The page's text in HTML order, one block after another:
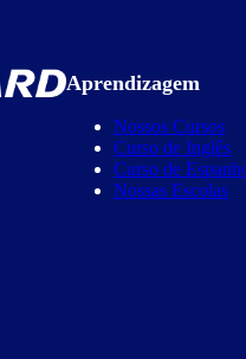
Aprendizagem
Nossos Cursos
Curso de Inglês
Curso de
Nossas Escolas